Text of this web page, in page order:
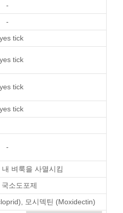
-
-
-
벼룩을 사멸시킴
소도포제
모시덱틴 (Moxidectin)